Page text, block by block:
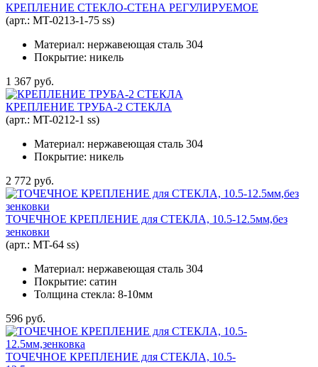
КРЕПЛЕНИЕ СТЕКЛО-СТЕНА РЕГУЛИРУЕМОЕ
(арт.: MT-0213-1-75 ss)
Материал: нержавеющая сталь 304
Покрытие: никель
1 367 руб.
КРЕПЛЕНИЕ ТРУБА-2 СТЕКЛА
(арт.: MT-0212-1 ss)
Материал: нержавеющая сталь 304
Покрытие: никель
2 772 руб.
ТОЧЕЧНОЕ КРЕПЛЕНИЕ для СТЕКЛА, 10.5-12.5мм,без
зенковки
(арт.: MT-64 ss)
Материал: нержавеющая сталь 304
Покрытие: сатин
Толщина стекла: 8-10мм
596 руб.
ТОЧЕЧНОЕ КРЕПЛЕНИЕ для СТЕКЛА, 10.5-